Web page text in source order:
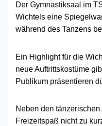
Der Gymnastiksaal im
Wichtels eine
während des Tanzens
Ein Highlight für die
neue Auftrittskostüme
Publikum präsentieren
Neben den
Freizeitspaß nicht zu